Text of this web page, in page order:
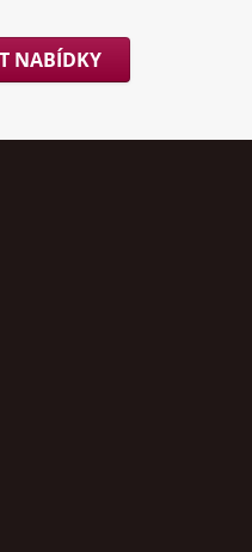
NABÍDKY